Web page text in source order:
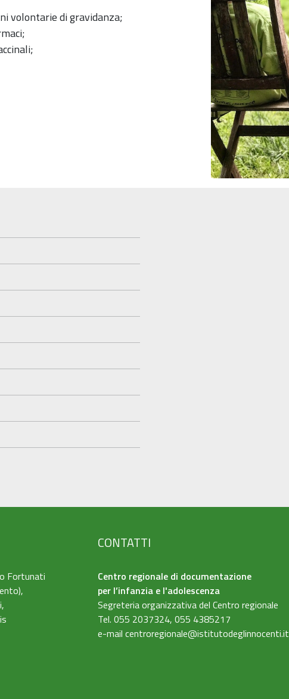
volontarie di gravidanza;
Fortunati
CONTATTI
Centro regionale di documentazione
per l’infanzia e l'adolescenza
Segreteria organizzativa del Centro regionale
Tel. 055 2037324, 055 4385217
e-mail centroregionale@istitutodeglinnocenti.it